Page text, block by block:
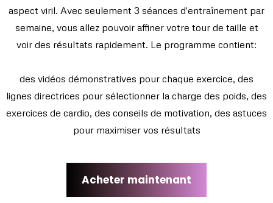
aspect viril. Avec seulement 3 séances d'entraînement par
semaine, vous allez pouvoir affiner votre tour de taille et
voir des résultats rapidement. Le programme contient:
des vidéos démonstratives pour chaque exercice, des
lignes directrices pour sélectionner la charge des poids, des
exercices de cardio, des conseils de motivation, des astuces
pour maximiser vos résultats
Acheter maintenant